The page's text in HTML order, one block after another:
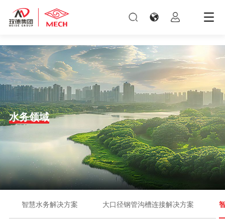
旺财28
水务领域
智慧水务解决方案 大口径钢管沟槽连接解决方案